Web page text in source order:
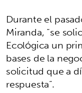
Durante el
Miranda, “se
Ecológica un
bases de la
solicitud que a
respuesta”.